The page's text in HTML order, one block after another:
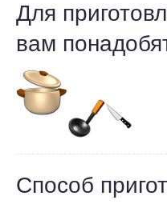
Для
вам
Способ